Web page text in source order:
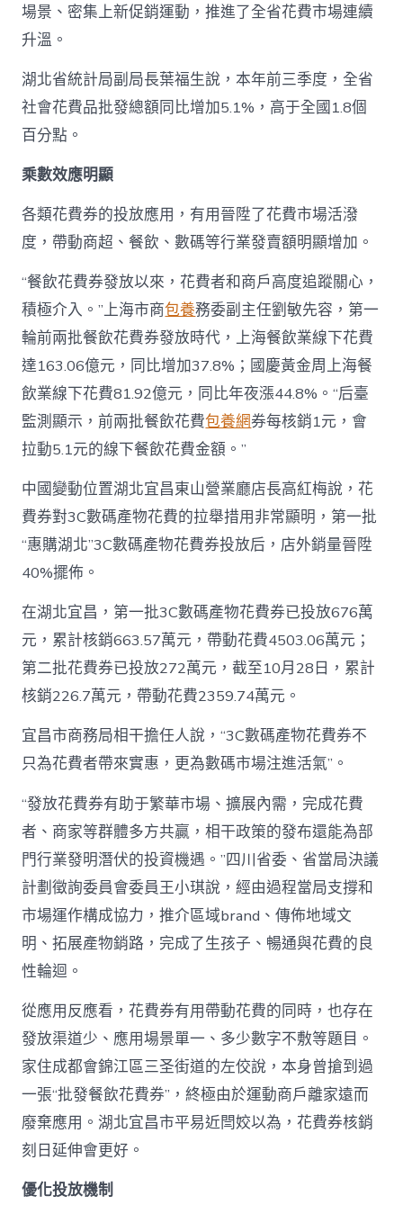
場景、密集上新促銷運動，推進了全省花費市場連續
升溫。
湖北省統計局副局長葉福生說，本年前三季度，全省
社會花費品批發總額同比增加5.1%，高于全國1.8個
百分點。
乘數效應明顯
各類花費券的投放應用，有用晉陞了花費市場活潑
度，帶動商超、餐飲、數碼等行業發賣額明顯增加。
“餐飲花費券發放以來，花費者和商戶高度追蹤關心，
積極介入。”上海市商包養務委副主任劉敏先容，第一
輪前兩批餐飲花費券發放時代，上海餐飲業線下花費
達163.06億元，同比增加37.8%；國慶黃金周上海餐
飲業線下花費81.92億元，同比年夜漲44.8%。“后臺
監測顯示，前兩批餐飲花費包養網券每核銷1元，會
拉動5.1元的線下餐飲花費金額。”
中國變動位置湖北宜昌東山營業廳店長高紅梅說，花
費券對3C數碼產物花費的拉舉措用非常顯明，第一批
“惠購湖北”3C數碼產物花費券投放后，店外銷量晉陞
40%擺佈。
在湖北宜昌，第一批3C數碼產物花費券已投放676萬
元，累計核銷663.57萬元，帶動花費4503.06萬元；
第二批花費券已投放272萬元，截至10月28日，累計
核銷226.7萬元，帶動花費2359.74萬元。
宜昌市商務局相干擔任人說，“3C數碼產物花費券不
只為花費者帶來實惠，更為數碼市場注進活氣”。
“發放花費券有助于繁華市場、擴展內需，完成花費
者、商家等群體多方共贏，相干政策的發布還能為部
門行業發明潛伏的投資機遇。”四川省委、省當局決議
計劃徵詢委員會委員王小琪說，經由過程當局支撐和
市場運作構成協力，推介區域brand、傳佈地域文
明、拓展產物銷路，完成了生孩子、暢通與花費的良
性輪迴。
從應用反應看，花費券有用帶動花費的同時，也存在
發放渠道少、應用場景單一、多少數字不敷等題目。
家住成都會錦江區三圣街道的左佼說，本身曾搶到過
一張“批發餐飲花費券”，終極由於運動商戶離家遠而
廢棄應用。湖北宜昌市平易近閆姣以為，花費券核銷
刻日延伸會更好。
優化投放機制